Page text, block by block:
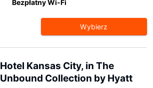
Bezpłatny Wi-Fi
Wybierz
Hotel Kansas City, in The
Unbound Collection by Hyatt